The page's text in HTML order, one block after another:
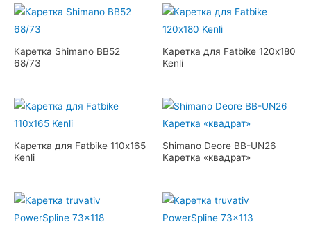
Каретка Shimano BB52
68/73
Каретка для Fatbike 120х180
Kenli
Каретка для Fatbike 110х165
Kenli
Shimano Deore BB-UN26
Каретка «квадрат»